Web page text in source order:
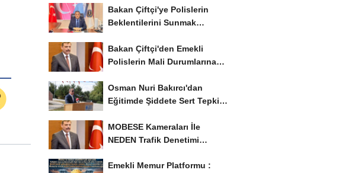
Bakan Çiftçi'ye Polislerin
Beklentilerini Sunmak
Bakan Çiftçi'den Emekli
Polislerin Mali Durumlarına
Osman Nuri Bakırcı'dan
Eğitimde Şiddete Sert Tepki:
MOBESE Kameraları İle
NEDEN Trafik Denetimi
Emekli Memur Platformu :